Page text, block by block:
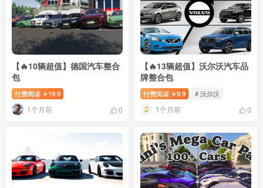
【🔥10辆超值】德国汽车整合
包
付费阅读 ￥ 19.9
1个月前 0
【🔥13辆超值】沃尔沃汽车品
牌整合包
付费阅读 ￥9.9 # 沃尔沃
1个月前 0